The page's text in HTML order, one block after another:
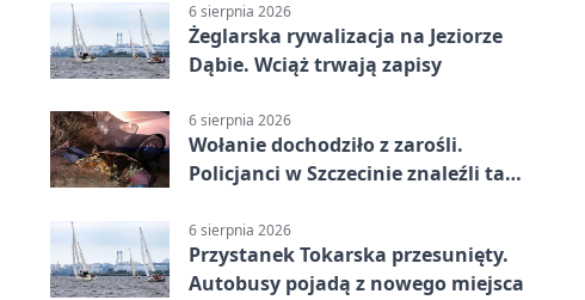
6 sierpnia 2026
Żeglarska rywalizacja na Jeziorze
Dąbie. Wciąż trwają zapisy
6 sierpnia 2026
Wołanie dochodziło z zarośli.
Policjanci w Szczecinie znaleźli tam
6 sierpnia 2026
Przystanek Tokarska przesunięty.
Autobusy pojadą z nowego miejsca